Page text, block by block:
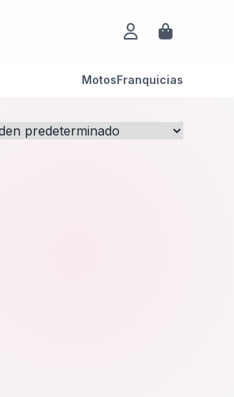
MotosFranquicias